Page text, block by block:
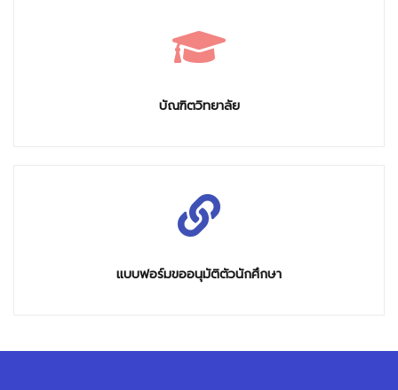
บัณฑิตวิทยาลัย
แบบฟอร์มขออนุมัติตัวนักศึกษา